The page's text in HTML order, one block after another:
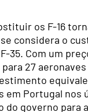
os F-16
considera o
35. Com um
27
em Portugal nos
do governo para